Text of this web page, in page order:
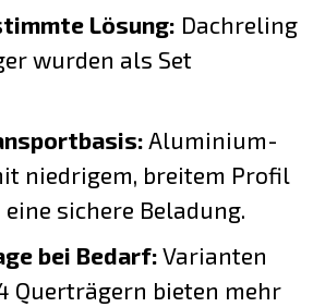
Lösung: Dachreling
wurden als Set
Aluminium-
niedrigem, breitem Profil
sichere Beladung.
bei Bedarf: Varianten
Querträgern bieten mehr